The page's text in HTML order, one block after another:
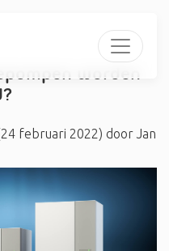
worden
februari 2022) door Jan